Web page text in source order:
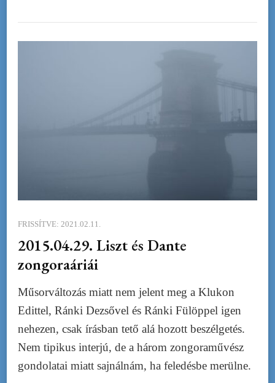
FRISSÍTVE: 2021.02.11.
2015.04.29. Liszt és Dante
zongoraáriái
Műsorváltozás miatt nem jelent meg a Klukon
Edittel, Ránki Dezsővel és Ránki Fülöppel igen
nehezen, csak írásban tető alá hozott beszélgetés.
Nem tipikus interjú, de a három zongoraművész
gondolatai miatt sajnálnám, ha feledésbe merülne.